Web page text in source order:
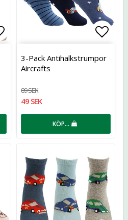
Lägg till i favoritlistan
3-Pack Antihalkstrumpor
Aircrafts
89 SEK
49 SEK
KÖP…